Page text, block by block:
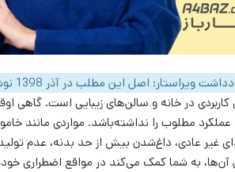
ویراستار: اصل این مطلب در آذر 1398 نوشته شده بود و در دی ماه 1403 دوباره بررسی و به‌روز شده است.
کاربردی در خانه و سالن‌های زیبایی است.
مطلوب را نداشته‌باشد. مواردی مانند
غیر عادی، داغ‌شدن بیش از حد بدنه، عدم
به شما کمک می‌کند در مواقع اضطراری